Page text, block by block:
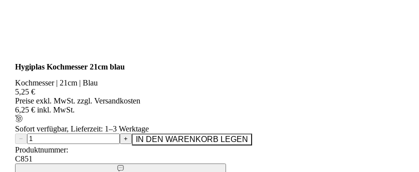
Hygiplas Kochmesser 21cm blau
Kochmesser | 21cm | Blau
5,25 €
Preise exkl. MwSt. zzgl. Versandkosten
6,25 € inkl. MwSt.
Sofort verfügbar, Lieferzeit: 1–3 Werktage
− +
IN DEN WARENKORB LEGEN
Produktnummer:
C851